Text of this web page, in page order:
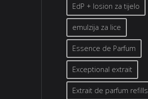
EdP + losion za tijelo
emulzija za lice
Essence de Parfum
Exceptional extrait
Extrait de parfum refills